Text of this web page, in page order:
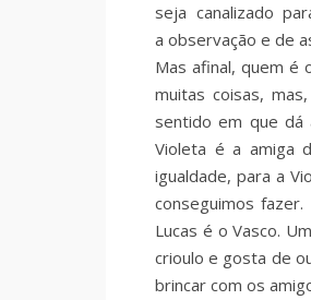
seja canalizado
a observação e de
Mas afinal, quem é
muitas coisas,
sentido em que dá
Violeta é a amiga
igualdade, para a
conseguimos
Lucas é o Vasco.
crioulo e gosta de
brincar com os